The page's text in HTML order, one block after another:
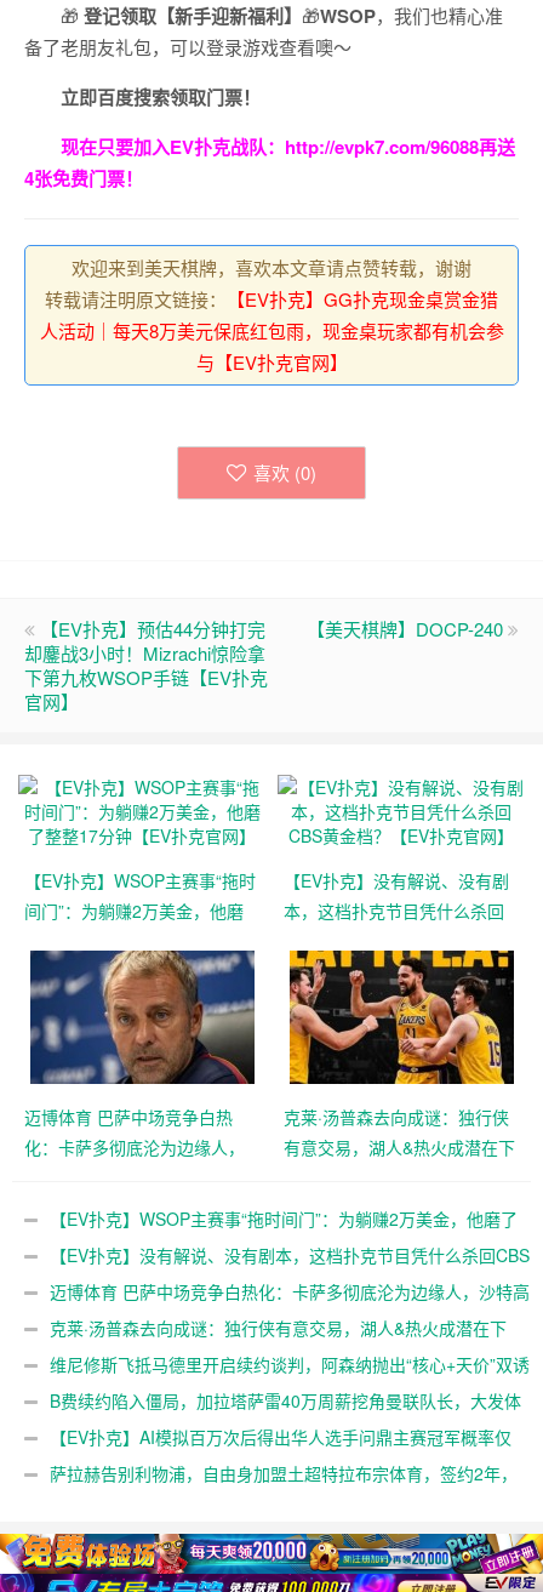
🎁 登记领取【新手迎新福利】 🎁WSOP，我们也精心准
备了老朋友礼包，可以登录游戏查看噢～
立即百度搜索领取门票！
现在只要加入EV扑克战队： http://evpk7.com/96088再送
4张免费门票！
欢迎来到美天棋牌，喜欢本文章请点赞转载，谢谢
转载请注明原文链接：
【EV扑克】GG扑克现金桌赏金猎
人活动｜每天8万美元保底红包雨，现金桌玩家都有机会参
与【EV扑克官网】
喜欢 (0)
【EV扑克】预估44分钟打完
却鏖战3小时！Mizrachi惊险拿
下第九枚WSOP手链【EV扑克
官网】
【美天棋牌】DOCP-240
【EV扑克】WSOP主赛事“拖时
间门”：为躺赚2万美金，他磨
【EV扑克】没有解说、没有剧
本，这档扑克节目凭什么杀回
迈博体育 巴萨中场竞争白热
化：卡萨多彻底沦为边缘人，
【EV扑克官网】
克莱·汤普森去向成谜：独行侠
有意交易，湖人&热火成潜在下
路！【EV扑克官网】
【EV扑克】WSOP主赛事“拖时间门”：为躺赚2万美金，他磨了
整整17分钟【EV扑克官网】
【EV扑克】没有解说、没有剧本，这档扑克节目凭什么杀回CBS
黄金档？【EV扑克官网】
迈博体育 巴萨中场竞争白热化：卡萨多彻底沦为边缘人，沙特高
薪邀约引发去留两难【EV扑克官网】
克莱·汤普森去向成谜：独行侠有意交易，湖人&热火成潜在下
家，大发体育助力你的致富之路！【EV扑克官网】
维尼修斯飞抵马德里开启续约谈判，阿森纳抛出“核心+天价”双诱
惑，大发体育助力你的致富之路！【EV扑克官网】
B费续约陷入僵局，加拉塔萨雷40万周薪挖角曼联队长，大发体
育助力你的致富之路！【EV扑克官网】
【EV扑克】AI模拟百万次后得出华人选手问鼎主赛冠军概率仅
3%【EV扑克官网】
萨拉赫告别利物浦，自由身加盟土超特拉布宗体育，签约2年，